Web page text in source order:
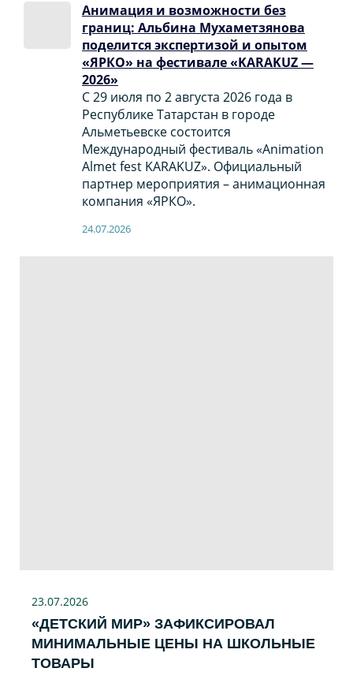
Анимация и возможности без
границ: Альбина Мухаметзянова
поделится экспертизой и опытом
«ЯРКО» на фестивале «KARAKUZ —
2026»
С 29 июля по 2 августа 2026 года в
Республике Татарстан в городе
Альметьевске состоится
Международный фестиваль «Animation
Almet fest KARAKUZ». Официальный
партнер мероприятия – анимационная
компания «ЯРКО».
24.07.2026
23.07.2026
«ДЕТСКИЙ МИР» ЗАФИКСИРОВАЛ
МИНИМАЛЬНЫЕ ЦЕНЫ НА ШКОЛЬНЫЕ
ТОВАРЫ